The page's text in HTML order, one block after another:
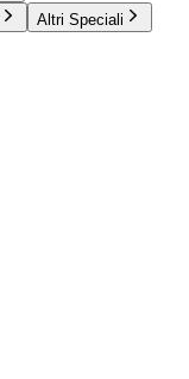
Altri Speciali